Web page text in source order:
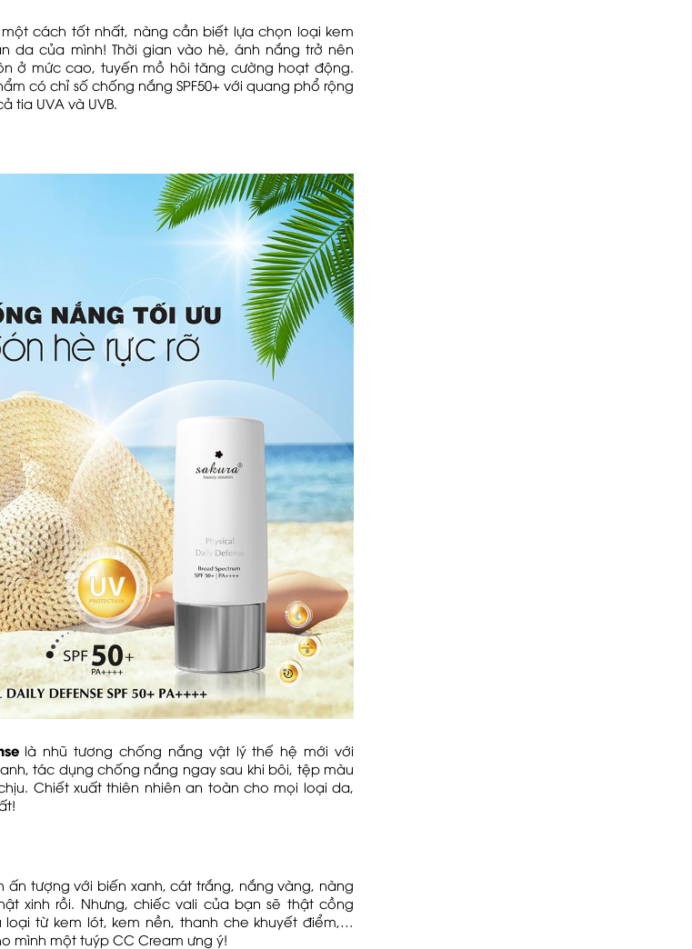
cách tốt nhất, nàng cần biết lựa chọn loại kem
da của mình! Thời gian vào hè, ánh nắng trở nên
ở mức cao, tuyến mồ hôi tăng cường hoạt động.
có chỉ số chống nắng SPF50+ với quang phổ rộng
tia UVA và UVB.
là nhũ tương chống nắng vật lý thế hệ mới với
tác dụng chống nắng ngay sau khi bôi, tệp màu
Chiết xuất thiên nhiên an toàn cho mọi loại da,
ấn tượng với biến xanh, cát trắng, nắng vàng, nàng
xinh rồi. Nhưng, chiếc vali của bạn sẽ thật cồng
từ kem lót, kem nền, thanh che khuyết điểm,…
mình một tuýp CC Cream ưng ý!